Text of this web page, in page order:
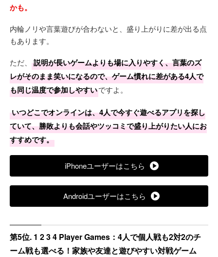
かも。
内輪ノリや言葉遊びが合わないと、盛り上がりに差が出る点
もあります。
ただ、
説明が長いゲームよりも場に入りやすく、言葉のズ
レがそのまま笑いになるので、ゲーム慣れに差がある4人で
も同じ温度で参加しやすいですよ。
いつどこでオンラインは、4人で今すぐ遊べるアプリを探し
ていて、勝敗よりも会話やツッコミで盛り上がりたい人にお
すすめです。
iPhoneユーザーはこちら
Androidユーザーはこちら
第5位. 1 2 3 4 Player Games：4人で個人戦も2対2のチ
ーム戦も選べる！家族や友達と遊びやすい対戦ゲーム